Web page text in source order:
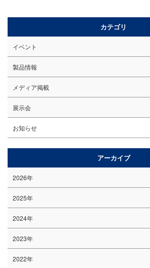
カテゴリ
イベント
製品情報
メディア掲載
展示会
お知らせ
アーカイブ
2026年
2025年
2024年
2023年
2022年